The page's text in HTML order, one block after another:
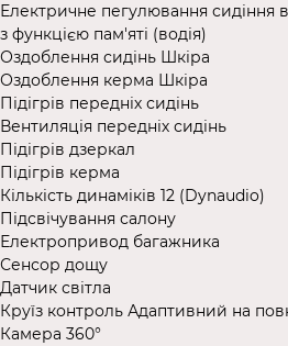
Електричне пегулювання сидіння
з функцією пам'яті (водія)
Оздоблення сидінь Шкіра
Оздоблення керма Шкіра
Підігрів передніх сидінь
Вентиляція передніх сидінь
Підігрів дзеркал
Підігрів керма
Кількість динаміків 12 (Dynaudio)
Підсвічування салону
Електропривод багажника
Сенсор дощу
Датчик світла
Круїз контроль Адаптивний на
Камера 360°